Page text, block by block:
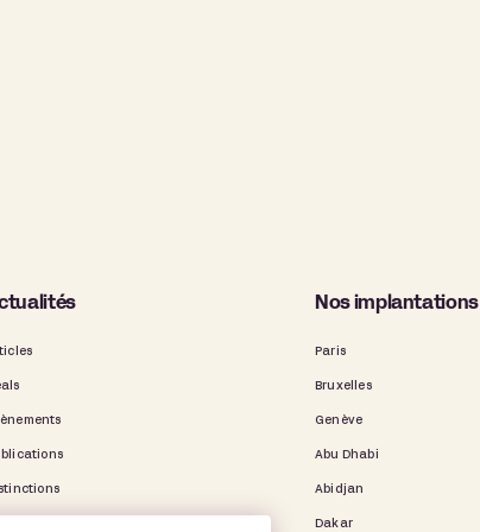
Nos implantations
Paris
Bruxelles
Genève
Abu Dhabi
Abidjan
Dakar